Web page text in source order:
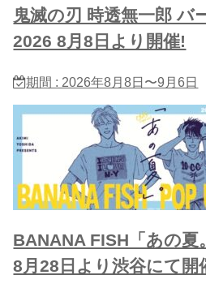
鬼滅の刃 時透無一郎 バ
2026 8月8日より開催!
期間 : 2026年8月8日〜9月6日
BANANA FISH「あの
8月28日より渋谷にて開